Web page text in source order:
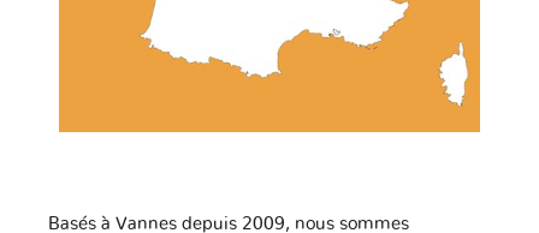
Basés à Vannes depuis 2009, nous sommes